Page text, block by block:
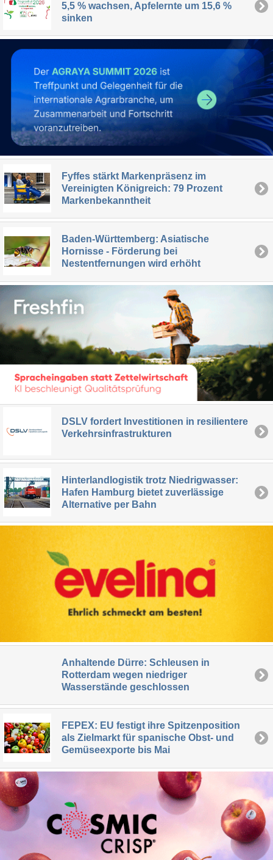
5,5 % wachsen, Apfelernte um 15,6 %
sinken
Fyffes stärkt Markenpräsenz im
Vereinigten Königreich: 79 Prozent
Markenbekanntheit
Baden-Württemberg: Asiatische
Hornisse - Förderung bei
Nestentfernungen wird erhöht
DSLV fordert Investitionen in resilientere
Verkehrsinfrastrukturen
Hinterlandlogistik trotz Niedrigwasser:
Hafen Hamburg bietet zuverlässige
Alternative per Bahn
Anhaltende Dürre: Schleusen in
Rotterdam wegen niedriger
Wasserstände geschlossen
FEPEX: EU festigt ihre Spitzenposition
als Zielmarkt für spanische Obst- und
Gemüseexporte bis Mai